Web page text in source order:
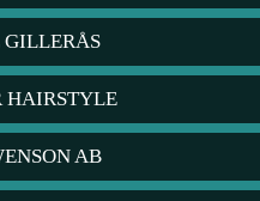
HAIRSTYLE
AB